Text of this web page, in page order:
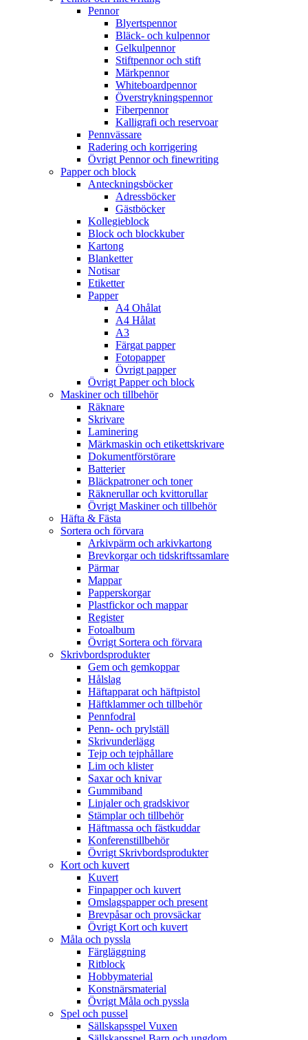
Pennor
Blyertspennor
Bläck- och kulpennor
Gelkulpennor
Stiftpennor och stift
Märkpennor
Whiteboardpennor
Överstrykningspennor
Fiberpennor
Kalligrafi och reservoar
Pennvässare
Radering och korrigering
Övrigt Pennor och finewriting
Papper och block
Anteckningsböcker
Adressböcker
Gästböcker
Kollegieblock
Block och blockkuber
Kartong
Blanketter
Notisar
Etiketter
Papper
A4 Ohålat
A4 Hålat
A3
Färgat papper
Fotopapper
Övrigt papper
Övrigt Papper och block
Maskiner och tillbehör
Räknare
Skrivare
Laminering
Märkmaskin och etikettskrivare
Dokumentförstörare
Batterier
Bläckpatroner och toner
Räknerullar och kvittorullar
Övrigt Maskiner och tillbehör
Häfta & Fästa
Sortera och förvara
Arkivpärm och arkivkartong
Brevkorgar och tidskriftssamlare
Pärmar
Mappar
Papperskorgar
Plastfickor och mappar
Register
Fotoalbum
Övrigt Sortera och förvara
Skrivbordsprodukter
Gem och gemkoppar
Hålslag
Häftapparat och häftpistol
Häftklammer och tillbehör
Pennfodral
Penn- och prylställ
Skrivunderlägg
Tejp och tejphållare
Lim och klister
Saxar och knivar
Gummiband
Linjaler och gradskivor
Stämplar och tillbehör
Häftmassa och fästkuddar
Konferenstillbehör
Övrigt Skrivbordsprodukter
Kort och kuvert
Kuvert
Finpapper och kuvert
Omslagspapper och present
Brevpåsar och provsäckar
Övrigt Kort och kuvert
Måla och pyssla
Färgläggning
Ritblock
Hobbymaterial
Konstnärsmaterial
Övrigt Måla och pyssla
Spel och pussel
Sällskapsspel Vuxen